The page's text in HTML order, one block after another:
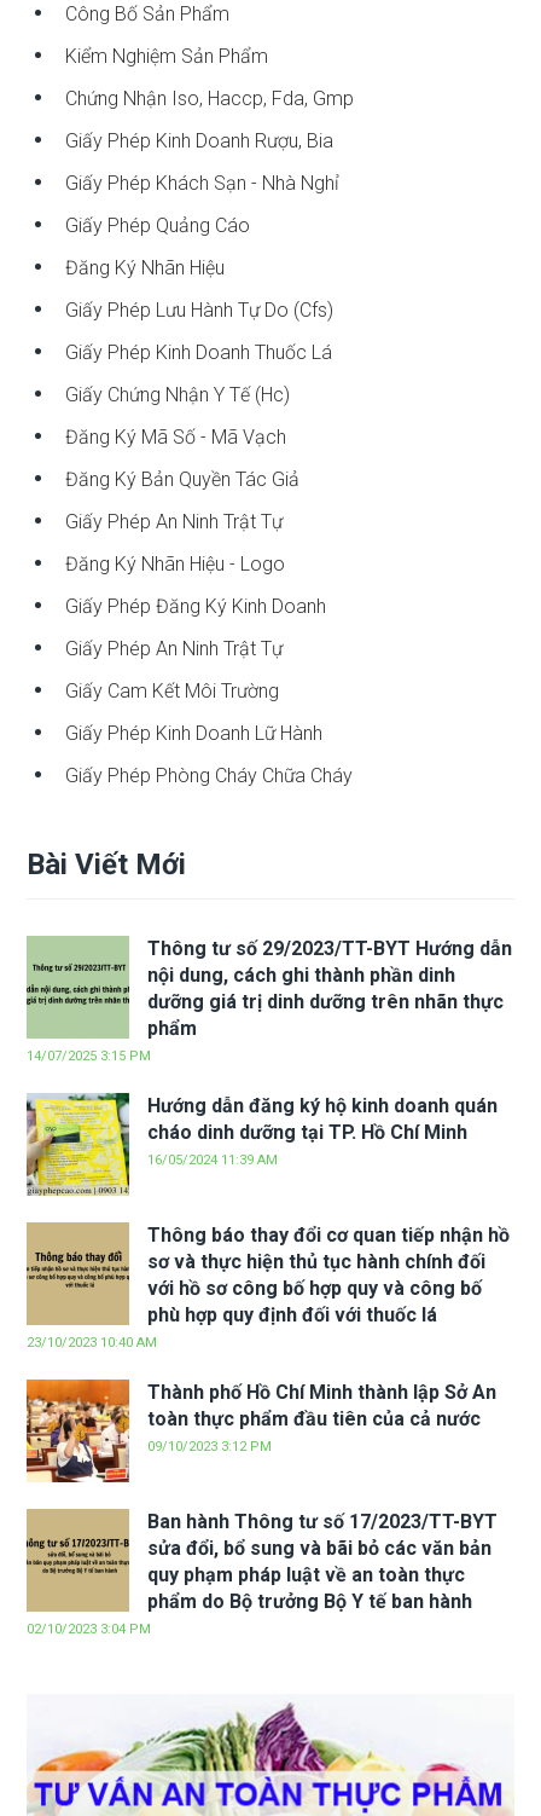
Công Bố Sản Phẩm
Kiểm Nghiệm Sản Phẩm
Chứng Nhận Iso, Haccp, Fda, Gmp
Giấy Phép Kinh Doanh Rượu, Bia
Giấy Phép Khách Sạn - Nhà Nghỉ
Giấy Phép Quảng Cáo
Đăng Ký Nhãn Hiệu
Giấy Phép Lưu Hành Tự Do (cfs)
Giấy Phép Kinh Doanh Thuốc Lá
Giấy Chứng Nhận Y Tế (hc)
Đăng Ký Mã Số - Mã Vạch
Đăng Ký Bản Quyền Tác Giả
Giấy Phép An Ninh Trật Tự
Đăng Ký Nhãn Hiệu - Logo
Giấy Phép Đăng Ký Kinh Doanh
Giấy Phép An Ninh Trật Tự
Giấy Cam Kết Môi Trường
Giấy Phép Kinh Doanh Lữ Hành
Giấy Phép Phòng Cháy Chữa Cháy
Bài Viết Mới
Thông tư số 29/2023/TT-BYT Hướng dẫn
nội dung, cách ghi thành phần dinh
dưỡng giá trị dinh dưỡng trên nhãn thực
phẩm
14/07/2025 3:15 PM
Hướng dẫn đăng ký hộ kinh doanh quán
cháo dinh dưỡng tại TP. Hồ Chí Minh
16/05/2024 11:39 AM
Thông báo thay đổi cơ quan tiếp nhận hồ
sơ và thực hiện thủ tục hành chính đối
với hồ sơ công bố hợp quy và công bố
phù hợp quy định đối với thuốc lá
23/10/2023 10:40 AM
Thành phố Hồ Chí Minh thành lập Sở An
toàn thực phẩm đầu tiên của cả nước
09/10/2023 3:12 PM
Ban hành Thông tư số 17/2023/TT-BYT
sửa đổi, bổ sung và bãi bỏ các văn bản
quy phạm pháp luật về an toàn thực
phẩm do Bộ trưởng Bộ Y tế ban hành
02/10/2023 3:04 PM